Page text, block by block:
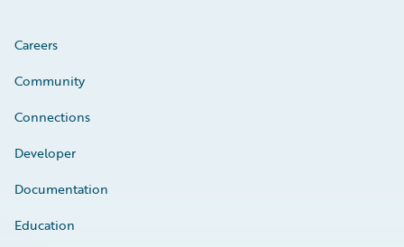
Careers
Community
Connections
Developer
Documentation
Education